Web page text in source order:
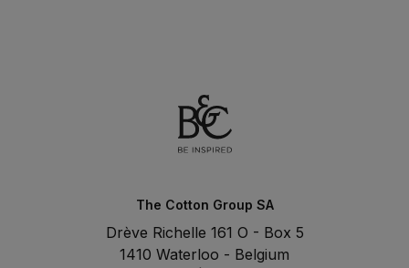
The Cotton Group SA
Drève Richelle 161 O - Box 5
1410 Waterloo - Belgium